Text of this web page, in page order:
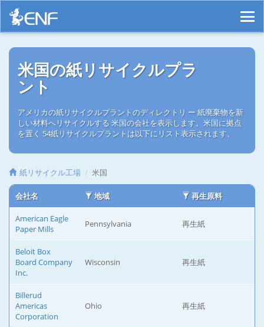
米国の紙リサイクルプラ
ント
アメリカの紙リサイクルプラントのディレクトリ ー 紙廃棄物を新
しい材料へリサイクルする 米国の会社を表示します。米国に拠点
を置く 54紙リサイクルプラントは以下にリスト表示されます。
紙リサイクル工場 米国
会社名 地域 再生原料
American Eagle
Paper Mills
Pennsylvania 再生紙
Beloit Box
Board Company
Inc.
Wisconsin 再生紙
Billerud
Americas
Corporation
Ohio 再生紙